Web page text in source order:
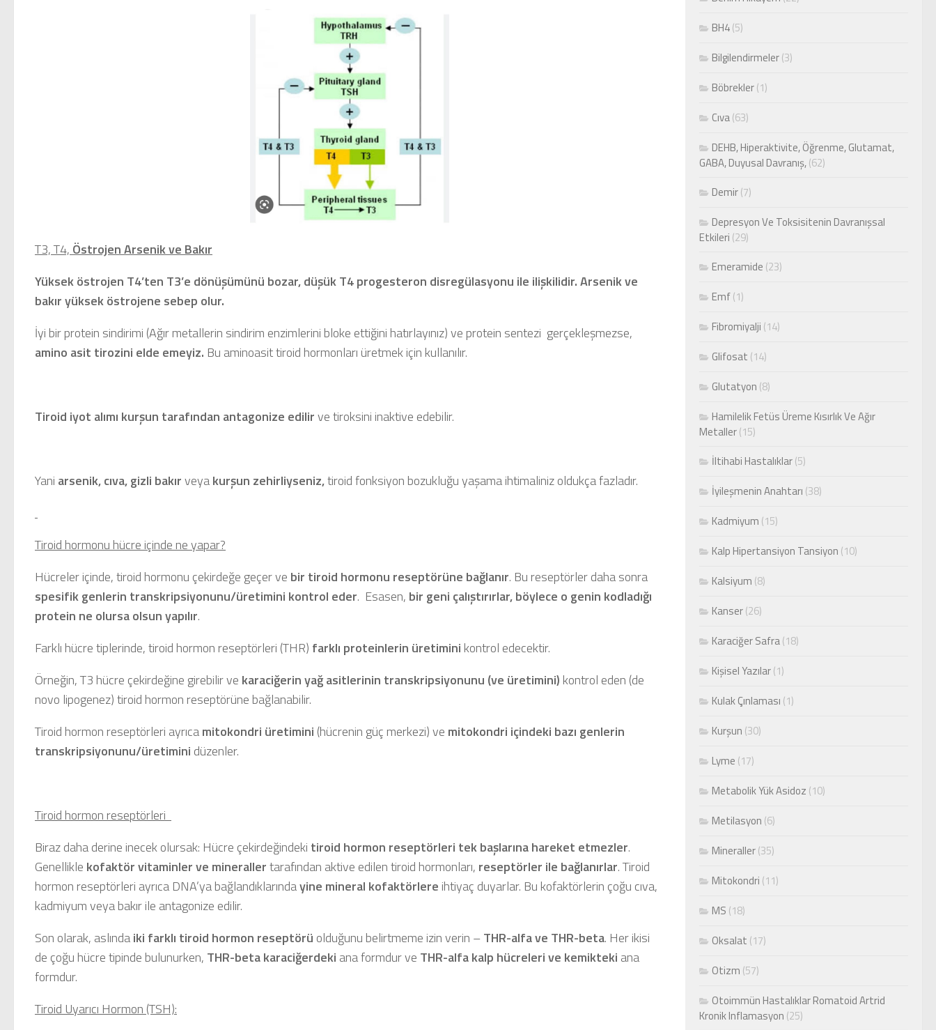
T3, T4, Östrojen Arsenik ve Bakır
Yüksek östrojen T4’ten T3’e dönüşümünü bozar, düşük T4 progesteron disregülasyonu ile ilişkilidir. Arsenik ve
bakır yüksek östrojene sebep olur.
İyi bir protein sindirimi (Ağır metallerin sindirim enzimlerini bloke ettiğini hatırlayınız) ve protein sentezi gerçekleşmezse,
amino asit tirozini elde emeyiz. Bu aminoasit tiroid hormonları üretmek için kullanılır.
Tiroid iyot alımı kurşun tarafından antagonize edilirve tiroksini inaktive edebilir.
Yani arsenik, cıva, gizli bakırveyakurşun zehirliyseniz,tiroid fonksiyon bozukluğu yaşama ihtimaliniz oldukça fazladır.
Tiroid hormonu hücre içinde ne yapar?
Hücreler içinde, tiroid hormonu çekirdeğe geçer ve bir tiroid hormonu reseptörüne bağlanır. Bu reseptörler daha sonra
spesifik genlerin transkripsiyonunu/üretimini kontrol eder. Esasen, bir geni çalıştırırlar, böylece o genin kodladığı
protein ne olursa olsun yapılır.
Farklı hücre tiplerinde, tiroid hormon reseptörleri (THR) farklı proteinlerin üretimini kontrol edecektir.
Örneğin, T3 hücre çekirdeğine girebilir ve karaciğerin yağ asitlerinin transkripsiyonunu (ve üretimini) kontrol eden (de
novo lipogenez) tiroid hormon reseptörüne bağlanabilir.
Tiroid hormon reseptörleri ayrıcamitokondri üretimini (hücrenin güç merkezi) ve mitokondri içindeki bazı genlerin
transkripsiyonunu/üretimini düzenler.
Tiroid hormon reseptörleri
Biraz daha derine inecek olursak: Hücre çekirdeğindeki tiroid hormon reseptörleri tek başlarına hareket etmezler.
Genellikle kofaktör vitaminler ve minerallertarafından aktive edilen tiroid hormonları, reseptörler ile bağlanırlar. Tiroid
hormon reseptörleri ayrıca DNA’ya bağlandıklarındayine mineral kofaktörlere ihtiyaç duyarlar. Bu kofaktörlerin çoğu cıva,
kadmiyum veya bakır ile antagonize edilir.
Son olarak, aslındaiki farklı tiroid hormon reseptörü olduğunu belirtmeme izin verin –THR-alfa ve THR-beta. Her ikisi
de çoğu hücre tipinde bulunurken, THR-beta karaciğerdeki ana formdur ve THR-alfa kalp hücreleri ve kemikteki ana
formdur.
Tiroid Uyarıcı Hormon (TSH):
BH4(5)
Bilgilendirmeler(3)
Böbrekler(1)
Cıva(63)
DEHB, Hiperaktivite, Öğrenme, Glutamat,
GABA, Duyusal Davranış,(62)
Demir(7)
Depresyon Ve Toksisitenin Davranışsal
Etkileri (29)
Emeramide (23)
Emf(1)
Fibromiyalji (14)
Glifosat (14)
Glutatyon (8)
Hamilelik Fetüs Üreme Kısırlık Ve Ağır
Metaller(15)
İltihabi Hastalıklar(5)
İyileşmenin Anahtarı (38)
Kadmiyum (15)
Kalp Hipertansiyon Tansiyon (10)
Kalsiyum (8)
Kanser(26)
Karaciğer Safra(18)
Kişisel Yazılar(1)
Kulak Çınlaması (1)
Kurşun (30)
Lyme (17)
Metabolik Yük Asidoz (10)
Metilasyon (6)
Mineraller(35)
Mitokondri (11)
MS (18)
Oksalat (17)
Otizm (57)
Otoimmün Hastalıklar Romatoid Artrid
Kronik Inflamasyon (25)